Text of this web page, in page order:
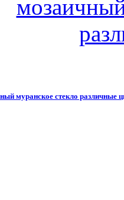
муранское стекло различные